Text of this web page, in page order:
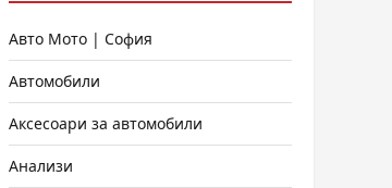
Авто Мото | София
Автомобили
Аксесоари за автомобили
Анализи